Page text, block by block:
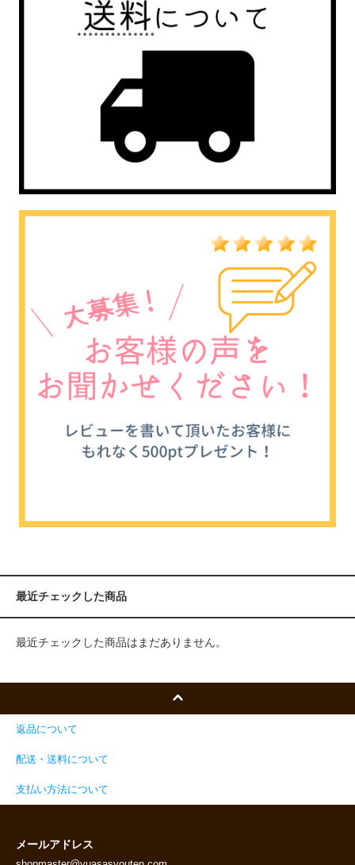
最近チェックした商品
最近チェックした商品はまだありません。
返品について
配送・送料について
支払い方法について
メールアドレス